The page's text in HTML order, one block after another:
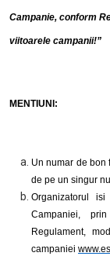
Campanie, conform
viitoarele campanii!”
MENTIUNI:
Un numar de bon
de pe un singur
Organizatorul
Campaniei,
Regulament,
campaniei